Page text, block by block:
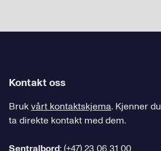
Kontakt oss
Brukvårt kontaktskjema. Kjenner du
ta direkte kontakt med dem.